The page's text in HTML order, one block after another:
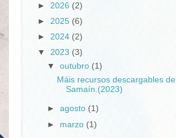
► 2026 (2)
► 2025 (6)
► 2024 (2)
▼ 2023 (3)
▼ outubro (1)
Máis recursos descargables de
Samaín.(2023)
► agosto (1)
► marzo (1)